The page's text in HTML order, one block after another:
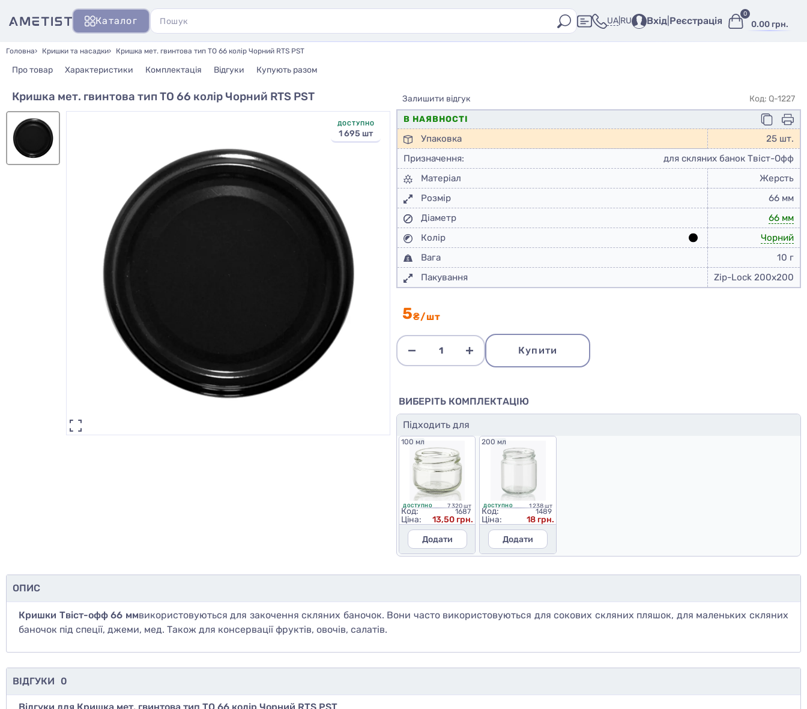
Каталог UA RU Вхід Реєстрація 0.00 грн.
0
Головна Кришки та насадки Кришка мет. гвинтова тип ТО 66 колір Чорний RTS PST
Про товар Характеристики Комплектація Відгуки Купують разом
Кришка мет. гвинтова тип ТО 66 колір Чорний RTS PST
ДОСТУПНО
1 695 шт
5₴/шт
Купити
Залишити відгук
Код: Q-1227
В НАЯВНОСТІ
Упаковка
25 шт.
Призначення:
для скляних банок Твіст-Офф
Матеріал
Жерсть
Розмір
66 мм
Діаметр
66 мм
Колір
Чорний
Вага
10 г
Пакування
Zip-Lock 200x200
ВИБЕРІТЬ КОМПЛЕКТАЦІЮ
Підходить для
100 мл
ДОСТУПНО 7 320 шт
Код: 1687
Ціна:
13,50 грн.
Додати
200 мл
ДОСТУПНО 1 238 шт
Код: 1489
Ціна:
18 грн.
Додати
ОПИС
Кришки Твіст-офф 66 ммвикористовуються для закочення скляних баночок. Вони часто використовуються для сокових скляних пляшок, для маленьких скляних
баночок під спеції, джеми, мед. Також для консервації фруктів, овочів, салатів.
ВІДГУКИ 0